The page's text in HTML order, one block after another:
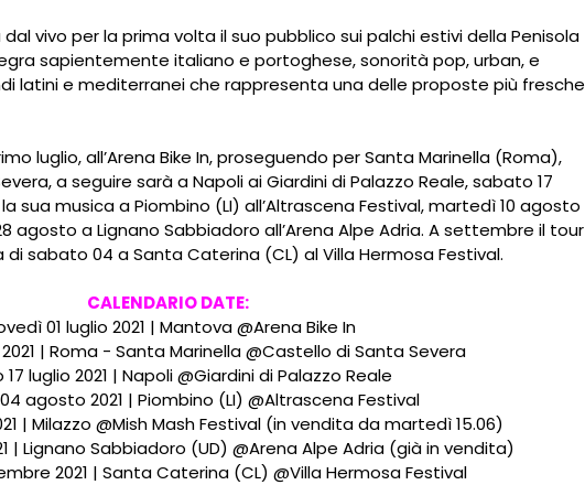
vivo per la prima volta il suo pubblico sui palchi estivi della Penisola
sapientemente italiano e portoghese, sonorità pop, urban, e
latini e mediterranei che rappresenta una delle proposte più fresche
luglio, all’Arena Bike In, proseguendo per Santa Marinella (Roma),
a seguire sarà a Napoli ai Giardini di Palazzo Reale, sabato 17
sua musica a Piombino (LI) all’Altrascena Festival, martedì 10 agosto
agosto a Lignano Sabbiadoro all’Arena Alpe Adria. A settembre il tour
sabato 04 a Santa Caterina (CL) al Villa Hermosa Festival.
CALENDARIO DATE:
01 luglio 2021 | Mantova @Arena Bike In
| Roma - Santa Marinella @Castello di Santa Severa
luglio 2021 | Napoli @Giardini di Palazzo Reale
agosto 2021 | Piombino (LI) @Altrascena Festival
| Milazzo @Mish Mash Festival (in vendita da martedì 15.06)
| Lignano Sabbiadoro (UD) @Arena Alpe Adria (già in vendita)
2021 | Santa Caterina (CL) @Villa Hermosa Festival